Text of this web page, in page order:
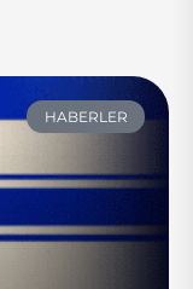
HABERLER